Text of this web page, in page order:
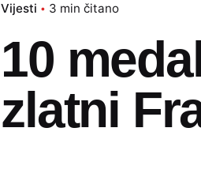
Vijesti 3 min čitano
10
zlatni